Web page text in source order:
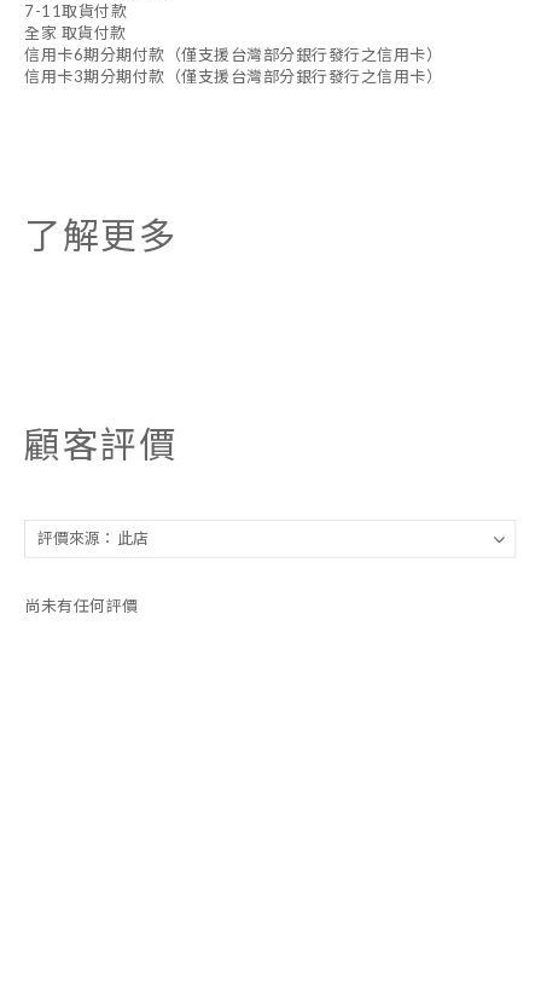
7-11取貨付款
全家 取貨付款
信用卡6期分期付款（僅支援台灣部分銀行發行之信用卡）
信用卡3期分期付款（僅支援台灣部分銀行發行之信用卡）
了解更多
顧客評價
尚未有任何評價